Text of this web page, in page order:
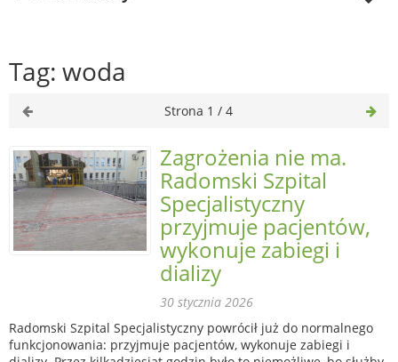
Tag: woda
Strona 1 / 4
Zagrożenia nie ma.
Radomski Szpital
Specjalistyczny
przyjmuje pacjentów,
wykonuje zabiegi i
dializy
30 stycznia 2026
Radomski Szpital Specjalistyczny powrócił już do normalnego
funkcjonowania: przyjmuje pacjentów, wykonuje zabiegi i